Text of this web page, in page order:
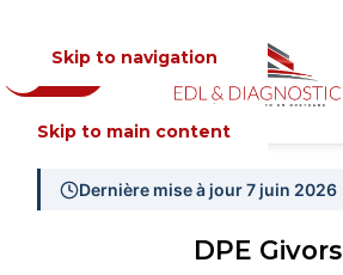
Skip to navigation
Skip to main content
MENU
Dernière mise à jour 7 juin 2026
DPE Givors